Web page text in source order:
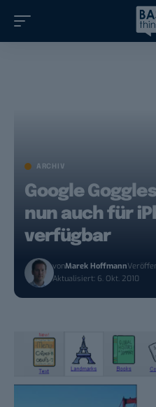
ARCHIV
Google
nun auch für
verfügbar
vonMarek Hoffmann
Aktualisiert: 6. Okt. 2010